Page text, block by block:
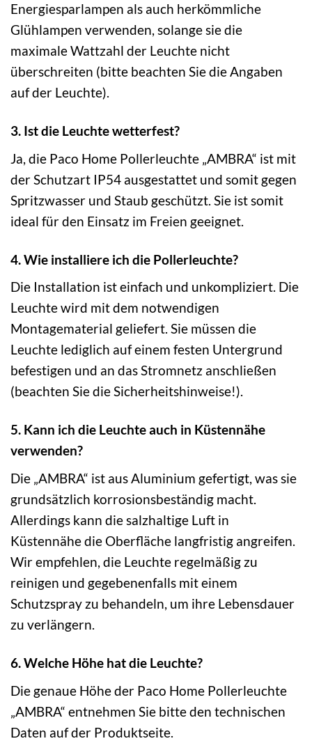
Energiesparlampen als auch herkömmliche
Glühlampen verwenden, solange sie die
maximale Wattzahl der Leuchte nicht
überschreiten (bitte beachten Sie die Angaben
auf der Leuchte).
3. Ist die Leuchte wetterfest?
Ja, die Paco Home Pollerleuchte „AMBRA“ ist mit
der Schutzart IP54 ausgestattet und somit gegen
Spritzwasser und Staub geschützt. Sie ist somit
ideal für den Einsatz im Freien geeignet.
4. Wie installiere ich die Pollerleuchte?
Die Installation ist einfach und unkompliziert. Die
Leuchte wird mit dem notwendigen
Montagematerial geliefert. Sie müssen die
Leuchte lediglich auf einem festen Untergrund
befestigen und an das Stromnetz anschließen
(beachten Sie die Sicherheitshinweise!).
5. Kann ich die Leuchte auch in Küstennähe
verwenden?
Die „AMBRA“ ist aus Aluminium gefertigt, was sie
grundsätzlich korrosionsbeständig macht.
Allerdings kann die salzhaltige Luft in
Küstennähe die Oberfläche langfristig angreifen.
Wir empfehlen, die Leuchte regelmäßig zu
reinigen und gegebenenfalls mit einem
Schutzspray zu behandeln, um ihre Lebensdauer
zu verlängern.
6. Welche Höhe hat die Leuchte?
Die genaue Höhe der Paco Home Pollerleuchte
„AMBRA“ entnehmen Sie bitte den technischen
Daten auf der Produktseite.